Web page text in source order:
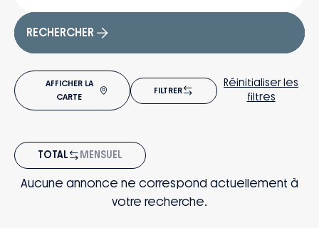
RECHERCHER
AFFICHER LA
CARTE
FILTRER
Réinitialiser les
filtres
TOTAL MENSUEL
Aucune annonce ne correspond actuellement à
votre recherche.